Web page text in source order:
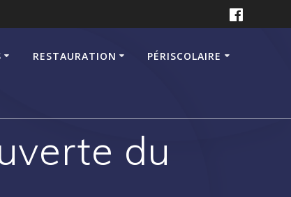
RESTAURATION PÉRISCOLAIRE
du